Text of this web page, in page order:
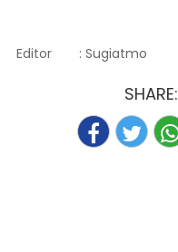
Editor : Sugiatmo
SHARE: